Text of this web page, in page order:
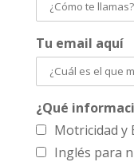
Tu email aquí
¿Qué
Motricidad y
Inglés para